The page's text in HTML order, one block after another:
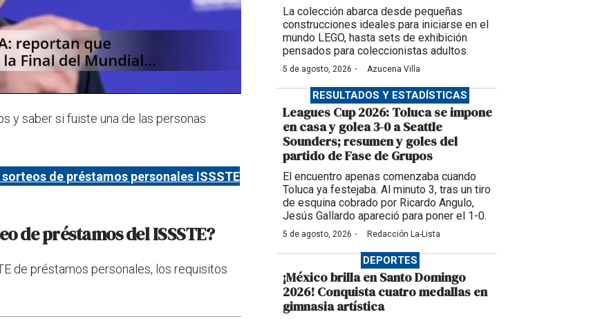
y saber si fuiste una de las personas
de préstamos personales ISSSTE
de préstamos del ISSSTE?
de préstamos personales, los requisitos
La colección abarca desde pequeñas
construcciones ideales para iniciarse en el
mundo LEGO, hasta sets de exhibición
pensados para coleccionistas adultos.
5 de agosto, 2026 · Azucena Villa
RESULTADOS Y ESTADÍSTICAS
Leagues Cup 2026: Toluca se impone
en casa y golea 3-0 a Seattle
Sounders; resumen y goles del
partido de Fase de Grupos
El encuentro apenas comenzaba cuando
Toluca ya festejaba. Al minuto 3, tras un tiro
de esquina cobrado por Ricardo Angulo,
Jesús Gallardo apareció para poner el 1-0.
5 de agosto, 2026 · Redacción La-Lista
DEPORTES
¡México brilla en Santo Domingo
2026! Conquista cuatro medallas en
gimnasia artística